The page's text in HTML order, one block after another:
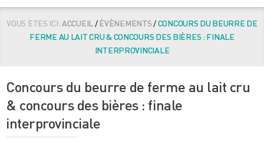
VOUS ETES ICI:ACCUEIL/ÉVÈNEMENTS/CONCOURS DU BEURRE DE
FERME AU LAIT CRU & CONCOURS DES BIÈRES : FINALE
INTERPROVINCIALE
Concours du beurre de ferme au lait cru
& concours des bières : finale
interprovinciale